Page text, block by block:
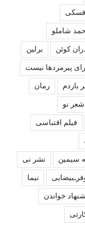
شاملو
کوئن برلین
پیرمردها نیست
باردم رمان
شعر نو
فیلم اقتباسی
سیمین نشر نی
نیما
خواندن